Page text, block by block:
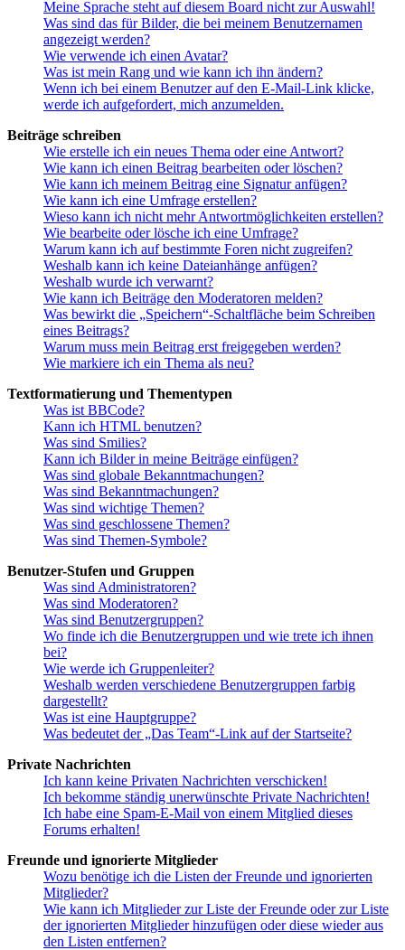
Meine Sprache steht auf diesem Board nicht zur Auswahl!
Was sind das für Bilder, die bei meinem Benutzernamen
angezeigt werden?
Wie verwende ich einen Avatar?
Was ist mein Rang und wie kann ich ihn ändern?
Wenn ich bei einem Benutzer auf den E-Mail-Link klicke,
werde ich aufgefordert, mich anzumelden.
Beiträge schreiben
Wie erstelle ich ein neues Thema oder eine Antwort?
Wie kann ich einen Beitrag bearbeiten oder löschen?
Wie kann ich meinem Beitrag eine Signatur anfügen?
Wie kann ich eine Umfrage erstellen?
Wieso kann ich nicht mehr Antwortmöglichkeiten erstellen?
Wie bearbeite oder lösche ich eine Umfrage?
Warum kann ich auf bestimmte Foren nicht zugreifen?
Weshalb kann ich keine Dateianhänge anfügen?
Weshalb wurde ich verwarnt?
Wie kann ich Beiträge den Moderatoren melden?
Was bewirkt die „Speichern“-Schaltfläche beim Schreiben
eines Beitrags?
Warum muss mein Beitrag erst freigegeben werden?
Wie markiere ich ein Thema als neu?
Textformatierung und Thementypen
Was ist BBCode?
Kann ich HTML benutzen?
Was sind Smilies?
Kann ich Bilder in meine Beiträge einfügen?
Was sind globale Bekanntmachungen?
Was sind Bekanntmachungen?
Was sind wichtige Themen?
Was sind geschlossene Themen?
Was sind Themen-Symbole?
Benutzer-Stufen und Gruppen
Was sind Administratoren?
Was sind Moderatoren?
Was sind Benutzergruppen?
Wo finde ich die Benutzergruppen und wie trete ich ihnen
bei?
Wie werde ich Gruppenleiter?
Weshalb werden verschiedene Benutzergruppen farbig
dargestellt?
Was ist eine Hauptgruppe?
Was bedeutet der „Das Team“-Link auf der Startseite?
Private Nachrichten
Ich kann keine Privaten Nachrichten verschicken!
Ich bekomme ständig unerwünschte Private Nachrichten!
Ich habe eine Spam-E-Mail von einem Mitglied dieses
Forums erhalten!
Freunde und ignorierte Mitglieder
Wozu benötige ich die Listen der Freunde und ignorierten
Mitglieder?
Wie kann ich Mitglieder zur Liste der Freunde oder zur Liste
der ignorierten Mitglieder hinzufügen oder diese wieder aus
den Listen entfernen?